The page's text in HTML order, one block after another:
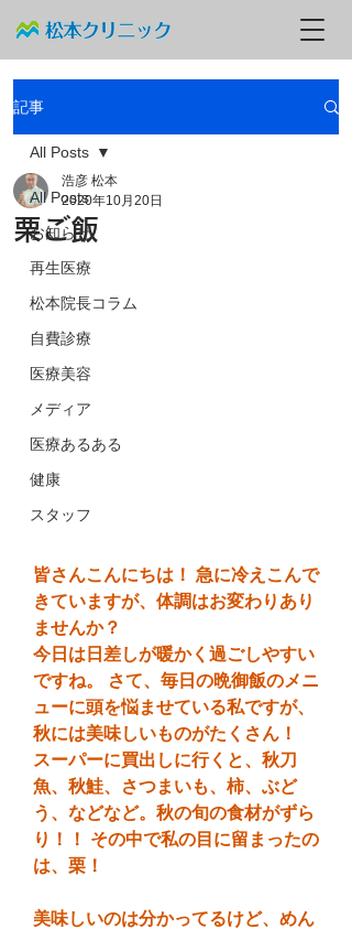
記事
All Posts
お知らせ
再生医療
松本院長コラム
自費診療
医療美容
メディア
医療あるある
健康
スタッフ
All Posts
栗ご飯
浩彦 松本
2020年10月20日
皆さんこんにちは！ 急に冷えこんで
きていますが、体調はお変わりあり
ませんか？
今日は日差しが暖かく過ごしやすい
ですね。 さて、毎日の晩御飯のメニ
ューに頭を悩ませている私ですが、
秋には美味しいものがたくさん！
スーパーに買出しに行くと、秋刀
魚、秋鮭、さつまいも、柿、ぶど
う、などなど。秋の旬の食材がずら
り！！ その中で私の目に留まったの
は、栗！
美味しいのは分かってるけど、めん